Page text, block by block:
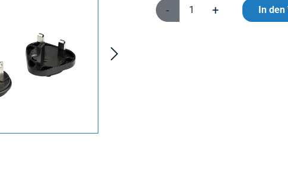
- + In